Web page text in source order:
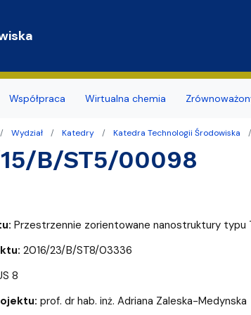
zatrudnienia
studentów
budynku
sieci i www
i Obsługi Technicznej
Dokumenty
Promowane/
naukowe
Współpraca Wirtualna chemia
i Radiochemii Środowiska
Ogólnej i Nieorganicznej
Teoretycznej
Środowiska
Koło
Naukowe
Wirtualny
Wydział Katedry Katedra Technologii Środowiska
B/ST5/00098
Przestrzennie zorientowane nanostruktury typu
2016/23/B/ST8/03336
8
prof. dr hab. inż. Adriana Zaleska-Medynska